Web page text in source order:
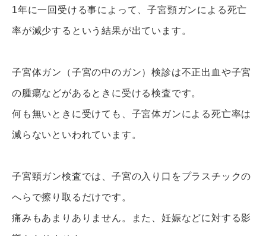
1年に一回受ける事によって、子宮頸ガンによる死亡
率が減少するという結果が出ています。
子宮体ガン（子宮の中のガン）検診は不正出血や子宮
の腫瘍などがあるときに受ける検査です。
何も無いときに受けても、子宮体ガンによる死亡率は
減らないといわれています。
子宮頸ガン検査では、子宮の入り口をプラスチックの
へらで擦り取るだけです。
痛みもあまりありません。また、妊娠などに対する影